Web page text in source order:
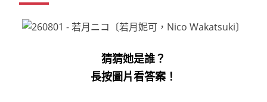
猜猜她是誰？
長按圖片看答案！